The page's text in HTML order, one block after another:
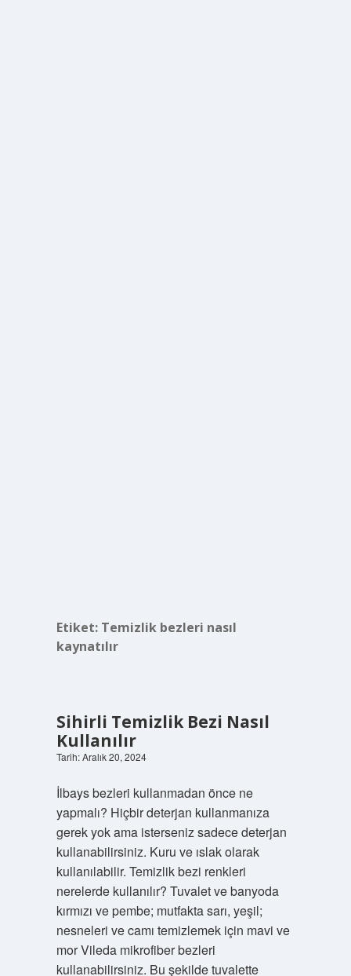
Etiket: Temizlik bezleri nasıl
kaynatılır
Sihirli Temizlik Bezi Nasıl
Kullanılır
Tarih: Aralık 20, 2024
İlbays bezleri kullanmadan önce ne
yapmalı? Hiçbir deterjan kullanmanıza
gerek yok ama isterseniz sadece deterjan
kullanabilirsiniz. Kuru ve ıslak olarak
kullanılabilir. Temizlik bezi renkleri
nerelerde kullanılır? Tuvalet ve banyoda
kırmızı ve pembe; mutfakta sarı, yeşil;
nesneleri ve camı temizlemek için mavi ve
mor Vileda mikrofiber bezleri
kullanabilirsiniz. Bu şekilde tuvalette